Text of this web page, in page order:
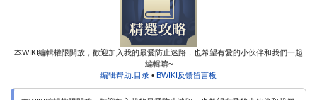
本WIKI編輯權限開放，歡迎加入我的最愛防止迷路，也希望有愛的小伙伴和我們一起
編輯唷~
编辑帮助:目录 • BWIKI反馈留言板